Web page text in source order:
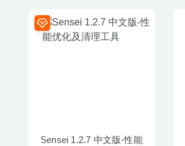
Sensei 1.2.7 中文版-性能